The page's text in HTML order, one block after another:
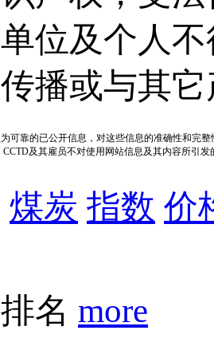
位及个人
播或与其
可靠的已公开信息，对这些信息的准确性和完
及其雇员不对使用网站信息及其内容所引
煤炭 指数 价
名 more